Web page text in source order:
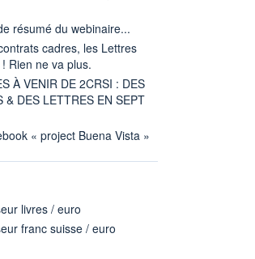
résumé du webinaire...
cadres, les Lettres
Rien ne va plus.
À VENIR DE 2CRSI : DES
& DES LETTRES EN SEPT
« project Buena Vista »
livres / euro
franc suisse / euro